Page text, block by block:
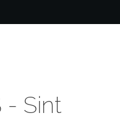
- Sint